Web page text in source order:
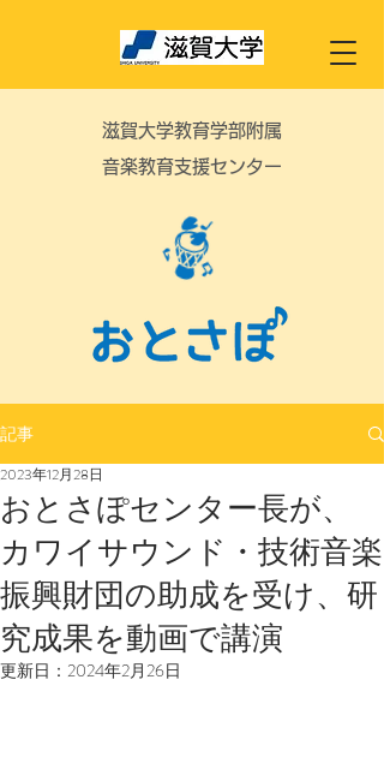
滋賀大学教育学部附属
音楽教育支援センター
記事
おとさぽセンター長が、
カワイサウンド・技術音楽
振興財団の助成を受け、研
究成果を動画で講演
2023年12月28日
更新日： 2024年2月26日